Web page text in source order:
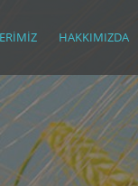
HAKKIMIZDA